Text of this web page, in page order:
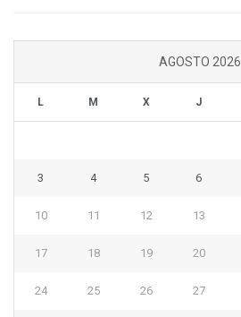
AGOSTO 2026
L M X J
3 4 5 6
10 11 12 13
17 18 19 20
24 25 26 27